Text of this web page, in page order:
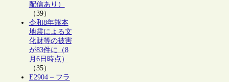
配信あり）
（39）
令和8年熊本
地震による文
化財等の被害
が83件に（8
月6日時点）
（35）
E2904 – フラ